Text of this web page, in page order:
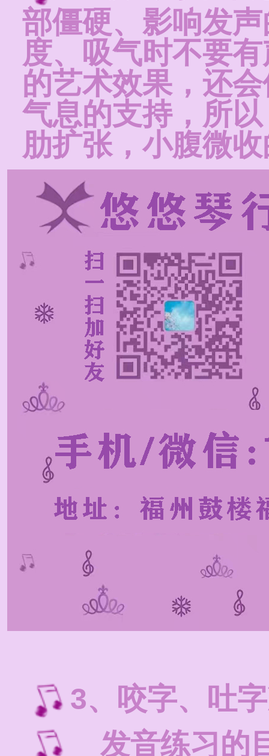
部僵硬、影响发
度、吸气时不要
的艺术效果，还
气息的支持，所
肋扩张，小腹微
3、咬字、吐
发音练习的